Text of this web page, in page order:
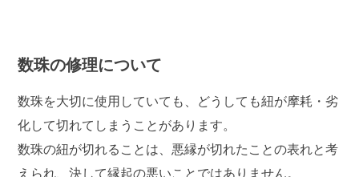
数珠の修理について
数珠を大切に使用していても、どうしても紐が摩耗・劣
化して切れてしまうことがあります。
数珠の紐が切れることは、悪縁が切れたことの表れと考
えられ、決して縁起の悪いことではありません。